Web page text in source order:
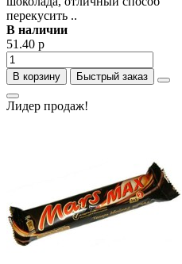
перекусить ..
В наличии
51.40 р
В корзину Быстрый заказ
Лидер продаж!